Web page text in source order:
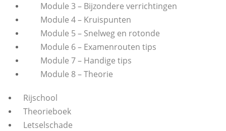
Module 3 – Bijzondere verrichtingen
Module 4 – Kruispunten
Module 5 – Snelweg en rotonde
Module 6 – Examenrouten tips
Module 7 – Handige tips
Module 8 – Theorie
Rijschool
Theorieboek
Letselschade